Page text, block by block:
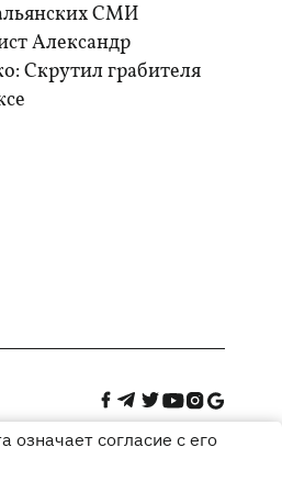
СМИ
Александр
Скрутил грабителя
означает согласие с его